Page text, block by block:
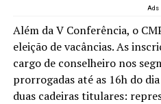
Ads
Além da V Conferência, o
eleição de vacâncias. As
cargo de conselheiro nos
prorrogadas até as 16h do
duas cadeiras titulares: